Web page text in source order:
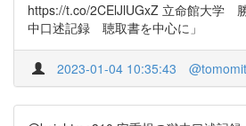
https://t.co/2CElJlUGxZ 立命館大学
中口述記録 聴取書を中心に」
2023-01-04 10:35:43